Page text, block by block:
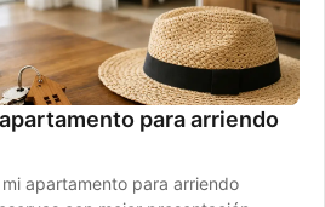
para arriendo
apartamento para arriendo